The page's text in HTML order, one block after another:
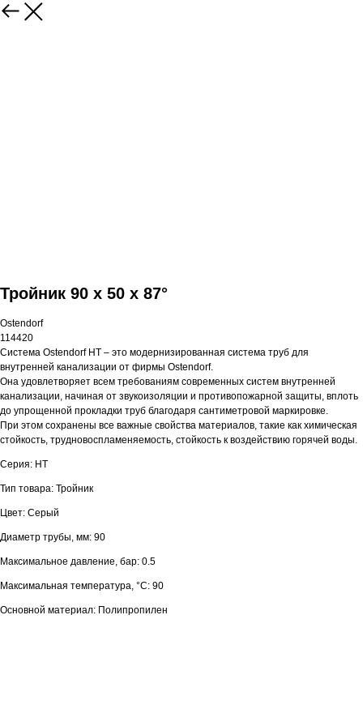
Тройник 90 x 50 x 87°
Ostendorf
114420
Система Ostendorf HT – это модернизированная система труб для
внутренней канализации от фирмы Ostendorf.
Она удовлетворяет всем требованиям современных систем внутренней
канализации, начиная от звукоизоляции и противопожарной защиты, вплоть
до упрощенной прокладки труб благодаря сантиметровой маркировке.
При этом сохранены все важные свойства материалов, такие как химическая
стойкость, трудновоспламеняемость, стойкость к воздействию горячей воды.
Серия: HT
Тип товара: Тройник
Цвет: Серый
Диаметр трубы, мм: 90
Максимальное давление, бар: 0.5
Максимальная температура, °С: 90
Основной материал: Полипропилен